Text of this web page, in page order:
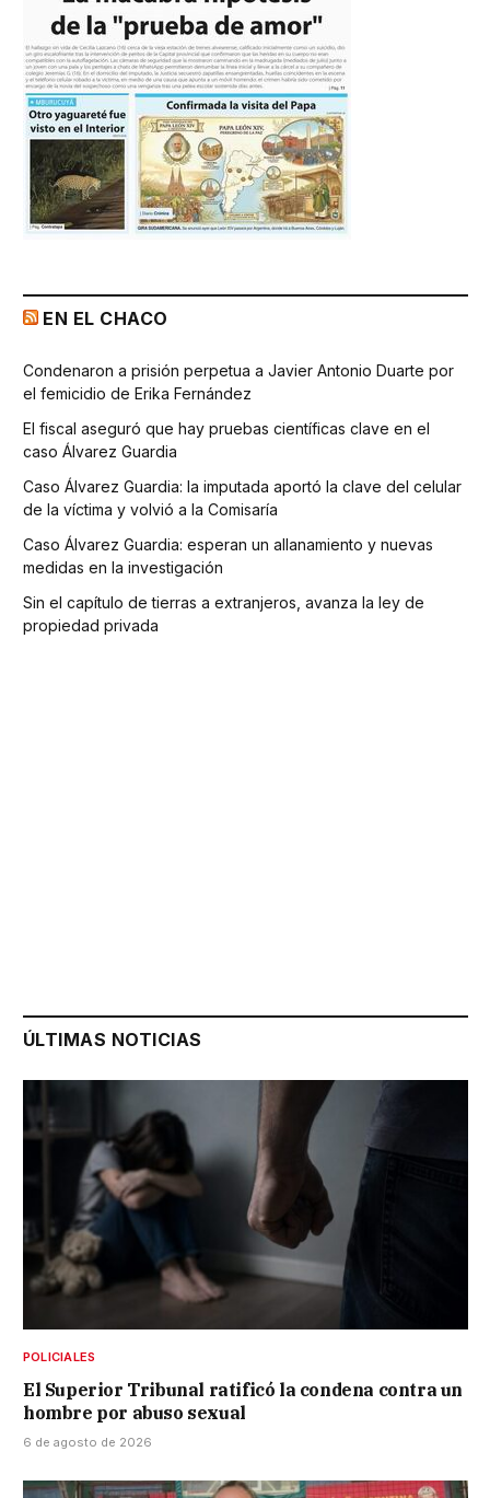
EN EL CHACO
Condenaron a prisión perpetua a Javier Antonio Duarte por
el femicidio de Erika Fernández
El fiscal aseguró que hay pruebas científicas clave en el
caso Álvarez Guardia
Caso Álvarez Guardia: la imputada aportó la clave del celular
de la víctima y volvió a la Comisaría
Caso Álvarez Guardia: esperan un allanamiento y nuevas
medidas en la investigación
Sin el capítulo de tierras a extranjeros, avanza la ley de
propiedad privada
ÚLTIMAS NOTICIAS
POLICIALES
El Superior Tribunal ratificó la condena contra un
hombre por abuso sexual
6 de agosto de 2026